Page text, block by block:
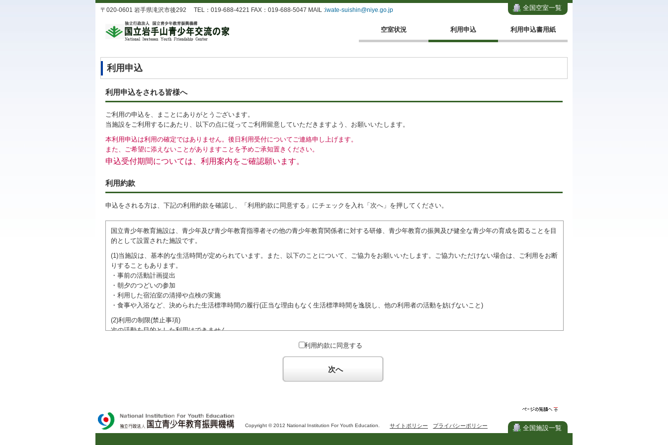
全国空室一覧
〒020-0601 岩手県滝沢市後292 TEL：019-688-4221 FAX：019-688-5047 MAIL :iwate-suishin@niye.go.jp
空室状況 利用申込 利用申込書用紙
利用申込
利用申込をされる皆様へ
ご利用の申込を、まことにありがとうございます。
当施設をご利用するにあたり、以下の点に従ってご利用留意していただきますよう、お願いいたします。
本利用申込は利用の確定ではありません。後日利用受付についてご連絡申し上げます。
また、ご希望に添えないことがありますことを予めご承知置きください。
申込受付期間については、利用案内をご確認願います。
利用約款
申込をされる方は、下記の利用約款を確認し、「利用約款に同意する」にチェックを入れ「次へ」を押してください。
国立青少年教育施設は、青少年及び青少年教育指導者その他の青少年教育関係者に対する研修、青少年教育の振興及び健全な青少年の育成を図ることを目
的として設置された施設です。
(1)当施設は、基本的な生活時間が定められています。また、以下のことについて、ご協力をお願いいたします。ご協力いただけない場合は、ご利用をお断
りすることもあります。
・事前の活動計画提出
・朝夕のつどいの参加
・利用した宿泊室の清掃や点検の実施
・食事や入浴など、決められた生活標準時間の履行(正当な理由もなく生活標準時間を逸脱し、他の利用者の活動を妨げないこと)
(2)利用の制限(禁止事項)
次の活動を目的とした利用はできません。
●特定の政党を支持、またはこれに反対するための政治教育その他の政治的活動を目的とした利用
●特定の宗教を支持、またはこれに反対するための宗教教育その他の宗教的活動を目的とした利用(団体が施設内及び施設を利用しながら他の利用者と、地
域での勧誘活動を行ったり、自らの団体の活動をアピールする活動等)
ご利用に際しては、本約款や定められた決まりやマナーを守るとともに、他の利用団体の迷惑とならないようご協力ください。
利用約款に同意する
次へ
頭へ
Copyright © 2012 National Institution For Youth Education. サイトポリシー プライバシーポリシー 全国施設一覧